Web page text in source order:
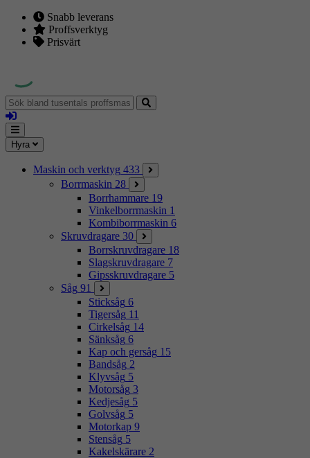
Snabb leverans
Proffsverktyg
Prisvärt
Sök
bland
tusentals
proffsmaskiner
Logga
in
Mina
sidor
Meny
Hyra
Maskin och verktyg 433
Borrmaskin 28
Borrhammare 19
Vinkelborrmaskin 1
Kombiborrmaskin 6
Skruvdragare 30
Borrskruvdragare 18
Slagskruvdragare 7
Gipsskruvdragare 5
Såg 91
Sticksåg 6
Tigersåg 11
Cirkelsåg 14
Sänksåg 6
Kap och gersåg 15
Bandsåg 2
Klyvsåg 5
Motorsåg 3
Kedjesåg 5
Golvsåg 5
Motorkap 9
Stensåg 5
Kakelskärare 2